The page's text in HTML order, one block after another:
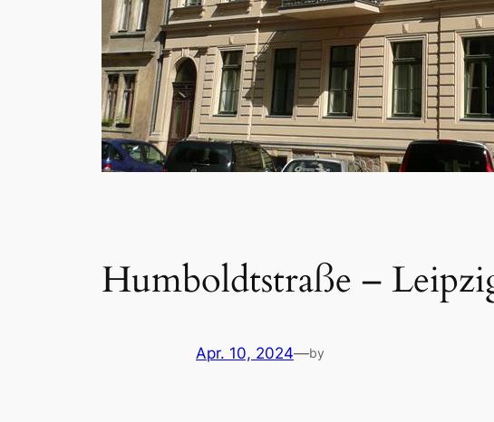
Humboldtstraße –
Apr. 10, 2024—by